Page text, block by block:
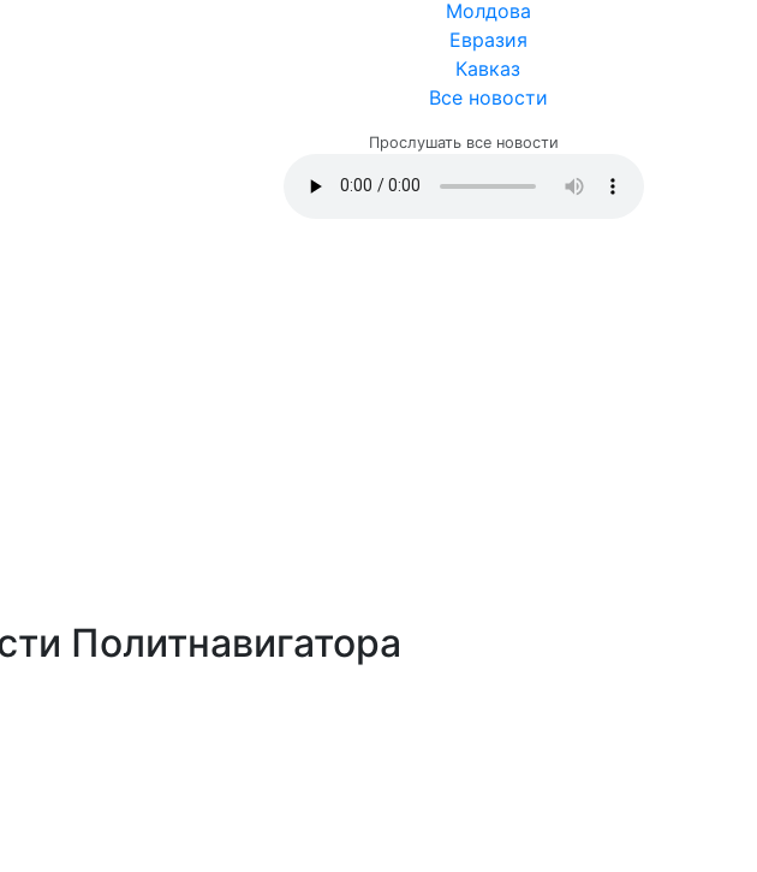
Молдова
Евразия
Кавказ
Все новости
Прослушать все новости
Политнавигатора